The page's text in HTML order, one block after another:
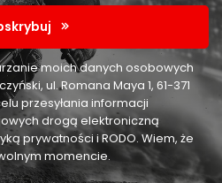
moich danych osobowych
ul. Romana Maya 1, 61-371
przesyłania informacji
drogą elektroniczną
prywatności i RODO. Wiem, że
momencie.